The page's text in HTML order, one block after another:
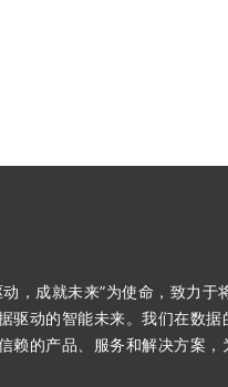
，成就未来”为使命，致力于
驱动的智能未来。我们在数
赖的产品、服务和解决方案